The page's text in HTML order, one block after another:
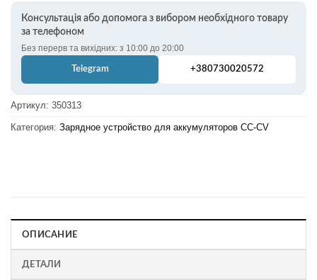
Консультація або допомога з вибором необхідного товару
за телефоном
Без перерв та вихідних: з 10:00 до 20:00
Telegram +380730020572
Артикул: 350313
Категория: Зарядное устройство для аккумуляторов CC-CV
ОПИСАНИЕ
ДЕТАЛИ